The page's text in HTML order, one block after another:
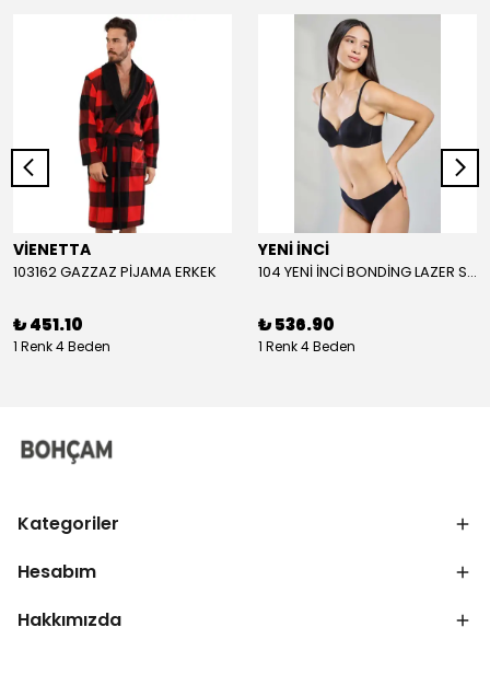
VİENETTA
103162 GAZZAZ PİJAMA ERKEK
₺ 451.10
1 Renk 4 Beden
YENİ İNCİ
104 YENİ İNCİ BONDİNG LAZER SÜTYEN KADIN
₺ 536.90
1 Renk 4 Beden
Kategoriler
Hesabım
Hakkımızda